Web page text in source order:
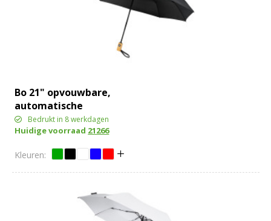
Bo 21" opvouwbare,
automatische
gerecyclede PET paraplu
Bedrukt in 8 werkdagen
Huidige voorraad 21266